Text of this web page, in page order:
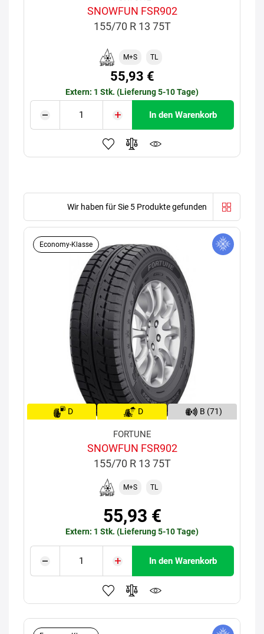
SNOWFUN FSR902
155/70 R 13 75T
M+S TL
55,93 €
Extern: 1 Stk. (Lieferung 5-10 Tage)
In den Warenkorb
Wir haben für Sie 5 Produkte gefunden
Economy-Klasse
D D B (71)
FORTUNE
SNOWFUN FSR902
155/70 R 13 75T
M+S TL
55,93 €
Extern: 1 Stk. (Lieferung 5-10 Tage)
In den Warenkorb